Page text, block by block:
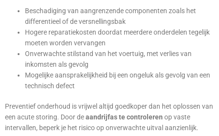
Beschadiging van aangrenzende componenten zoals het
differentieel of de versnellingsbak
Hogere reparatiekosten doordat meerdere onderdelen tegelijk
moeten worden vervangen
Onverwachte stilstand van het voertuig, met verlies van
inkomsten als gevolg
Mogelijke aansprakelijkheid bij een ongeluk als gevolg van een
technisch defect
Preventief onderhoud is vrijwel altijd goedkoper dan het oplossen van
een acute storing. Door deaandrijfas te controleren op vaste
intervallen, beperk je het risico op onverwachte uitval aanzienlijk.